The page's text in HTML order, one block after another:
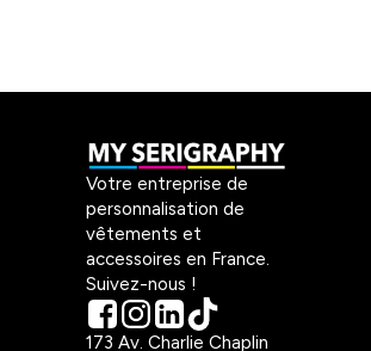
Votre entreprise de
personnalisation de
vêtements et
accessoires en France.
Suivez-nous !
173 Av. Charlie Chaplin